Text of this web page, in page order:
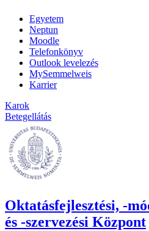
Egyetem
Neptun
Moodle
Telefonkönyv
Outlook levelezés
MySemmelweis
Karrier
Karok
Betegellátás
Oktatásfejlesztési, -
és -szervezési Központ